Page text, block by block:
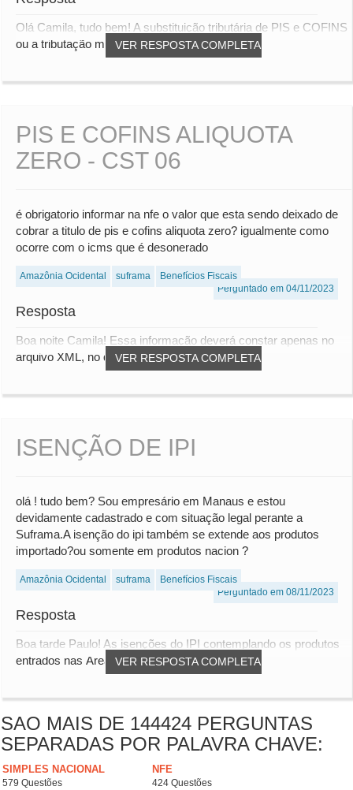
VER RESPOSTA COMPLETA
Olá Camila, tudo bem! A substituição tributária de PIS e COFINS
ou a tributação monofásica, são form...
PIS E COFINS ALIQUOTA
ZERO - CST 06
é obrigatorio informar na nfe o valor que esta sendo deixado de
cobrar a titulo de pis e cofins aliquota zero? igualmente como
ocorre com o icms que é desonerado
Amazônia Ocidental suframa
Benefícios Fiscais
Perguntado em 04/11/2023
Resposta
VER RESPOSTA COMPLETA
Boa noite Camila! Essa informação deverá constar apenas no
arquivo XML, no qual o seu cliente recebe...
ISENÇÃO DE IPI
olá ! tudo bem? Sou empresário em Manaus e estou
devidamente cadastrado e com situação legal perante a
Suframa.A isenção do ipi também se extende aos produtos
importado?ou somente em produtos nacion ?
Amazônia Ocidental suframa
Benefícios Fiscais
Perguntado em 08/11/2023
Resposta
VER RESPOSTA COMPLETA
Boa tarde Paulo! As isenções do IPI contemplando os produtos
entrados nas Áreas de Livre Comércio (A...
SAO MAIS DE 144424 PERGUNTAS
SEPARADAS POR PALAVRA CHAVE:
SIMPLES NACIONAL
579 Questões
NFE
424 Questões